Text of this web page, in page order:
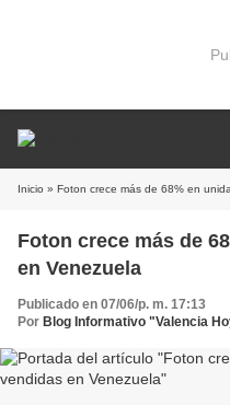
Inicio » Foton crece más de 68% en
Foton crece más de
en Venezuela
Publicado en 07/06/p. m. 17:13
Por Blog Informativo "Valencia